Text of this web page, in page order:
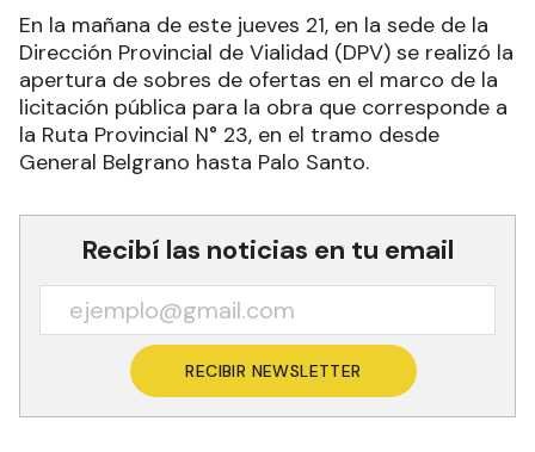
En la mañana de este jueves 21, en la sede de la
Dirección Provincial de Vialidad (DPV) se realizó la
apertura de sobres de ofertas en el marco de la
licitación pública para la obra que corresponde a
la Ruta Provincial N° 23, en el tramo desde
General Belgrano hasta Palo Santo.
Recibí las noticias en tu email
RECIBIR NEWSLETTER